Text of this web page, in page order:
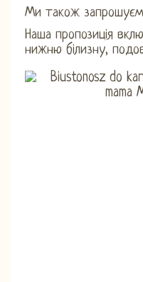
Ми також
Наша пропозиція
нижню білизну,